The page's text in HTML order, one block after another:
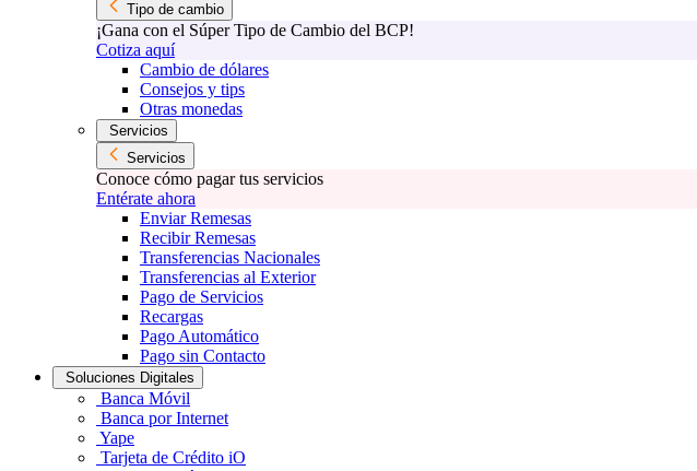
Tipo de cambio
¡Gana con el Súper Tipo de Cambio del BCP!
Cotiza aquí
Cambio de dólares
Consejos y tips
Otras monedas
Servicios
Servicios
Conoce cómo pagar tus servicios
Entérate ahora
Enviar Remesas
Recibir Remesas
Transferencias Nacionales
Transferencias al Exterior
Pago de Servicios
Recargas
Pago Automático
Pago sin Contacto
Soluciones Digitales
Banca Móvil
Banca por Internet
Yape
Tarjeta de Crédito iO